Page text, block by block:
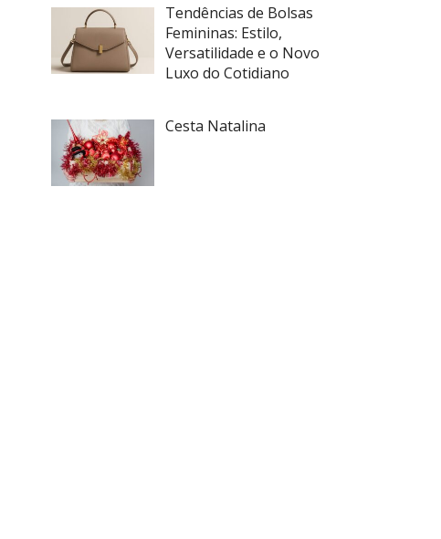
Tendências de Bolsas
Femininas: Estilo,
Versatilidade e o Novo
Luxo do Cotidiano
Cesta Natalina